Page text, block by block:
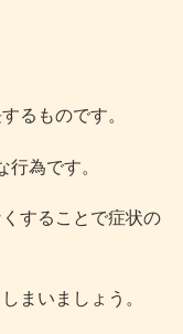
るものです。
為です。
することで症状の
まいましょう。